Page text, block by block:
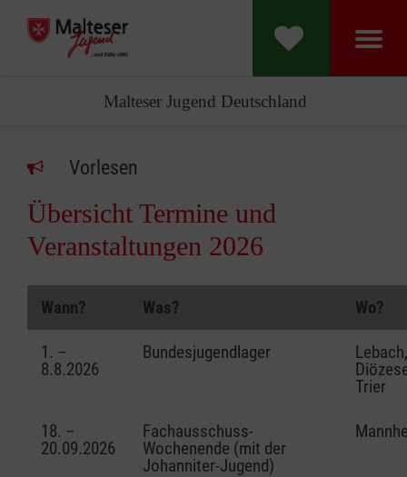
Malteser Jugend Deutschland
Vorlesen
Übersicht Termine und
Veranstaltungen 2026
Wann? Was? Wo?
1. –
8.8.2026
Bundesjugendlager
Lebach,
Trier
18. –
20.09.2026
Fachausschuss-
Wochenende (mit der
Johanniter-Jugend)